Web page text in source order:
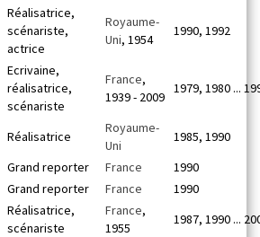
Réalisatrice,
scénariste,
actrice
Royaume-
Uni, 1954
1990, 1992
Ecrivaine,
réalisatrice,
scénariste
France,
1939 - 2009
1979, 1980 ...
Réalisatrice
Royaume-
Uni
1985, 1990
Grand reporter France
1990
Grand reporter France
1990
Réalisatrice,
scénariste
France,
1955
1987, 1990 ...